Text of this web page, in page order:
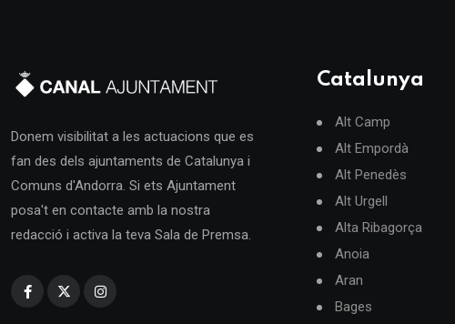
Donem visibilitat a les actuacions que es
fan des dels ajuntaments de Catalunya i
Comuns d'Andorra. Si ets Ajuntament
posa't en contacte amb la nostra
redacció i activa la teva Sala de Premsa.
Catalunya
Alt Camp
Alt Empordà
Alt Penedès
Alt Urgell
Alta Ribagorça
Anoia
Aran
Bages